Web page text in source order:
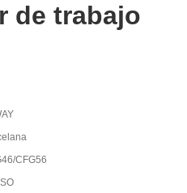
de trabajo
CFG56